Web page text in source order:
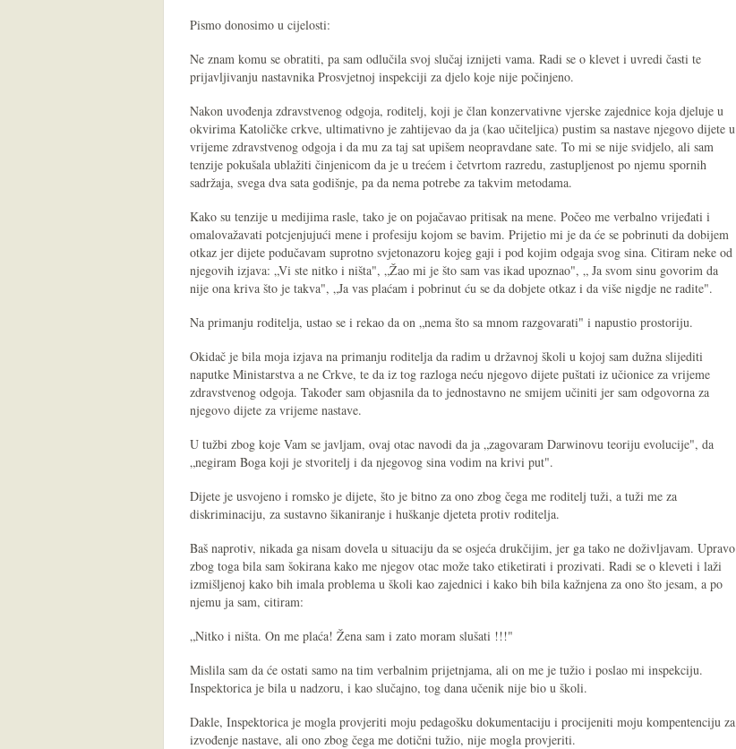
Pismo donosimo u cijelosti:
Ne znam komu se obratiti, pa sam odlučila svoj slučaj iznijeti vama. Radi se o klevet i uvredi časti te
prijavljivanju nastavnika Prosvjetnoj inspekciji za djelo koje nije počinjeno.
Nakon uvođenja zdravstvenog odgoja, roditelj, koji je član konzervativne vjerske zajednice koja djeluje u
okvirima Katoličke crkve, ultimativno je zahtijevao da ja (kao učiteljica) pustim sa nastave njegovo dijete u
vrijeme zdravstvenog odgoja i da mu za taj sat upišem neopravdane sate. To mi se nije svidjelo, ali sam
tenzije pokušala ublažiti činjenicom da je u trećem i četvrtom razredu, zastupljenost po njemu spornih
sadržaja, svega dva sata godišnje, pa da nema potrebe za takvim metodama.
Kako su tenzije u medijima rasle, tako je on pojačavao pritisak na mene. Počeo me verbalno vrijeđati i
omalovažavati potcjenjujući mene i profesiju kojom se bavim. Prijetio mi je da će se pobrinuti da dobijem
otkaz jer dijete podučavam suprotno svjetonazoru kojeg gaji i pod kojim odgaja svog sina. Citiram neke od
njegovih izjava: „Vi ste nitko i ništa", „Žao mi je što sam vas ikad upoznao", „ Ja svom sinu govorim da
nije ona kriva što je takva", „Ja vas plaćam i pobrinut ću se da dobjete otkaz i da više nigdje ne radite".
Na primanju roditelja, ustao se i rekao da on „nema što sa mnom razgovarati" i napustio prostoriju.
Okidač je bila moja izjava na primanju roditelja da radim u državnoj školi u kojoj sam dužna slijediti
naputke Ministarstva a ne Crkve, te da iz tog razloga neću njegovo dijete puštati iz učionice za vrijeme
zdravstvenog odgoja. Također sam objasnila da to jednostavno ne smijem učiniti jer sam odgovorna za
njegovo dijete za vrijeme nastave.
U tužbi zbog koje Vam se javljam, ovaj otac navodi da ja „zagovaram Darwinovu teoriju evolucije", da
„negiram Boga koji je stvoritelj i da njegovog sina vodim na krivi put".
Dijete je usvojeno i romsko je dijete, što je bitno za ono zbog čega me roditelj tuži, a tuži me za
diskriminaciju, za sustavno šikaniranje i huškanje djeteta protiv roditelja.
Baš naprotiv, nikada ga nisam dovela u situaciju da se osjeća drukčijim, jer ga tako ne doživljavam. Upravo
zbog toga bila sam šokirana kako me njegov otac može tako etiketirati i prozivati. Radi se o kleveti i laži
izmišljenoj kako bih imala problema u školi kao zajednici i kako bih bila kažnjena za ono što jesam, a po
njemu ja sam, citiram:
„Nitko i ništa. On me plaća! Žena sam i zato moram slušati !!!"
Mislila sam da će ostati samo na tim verbalnim prijetnjama, ali on me je tužio i poslao mi inspekciju.
Inspektorica je bila u nadzoru, i kao slučajno, tog dana učenik nije bio u školi.
Dakle, Inspektorica je mogla provjeriti moju pedagošku dokumentaciju i procijeniti moju kompentenciju za
izvođenje nastave, ali ono zbog čega me dotični tužio, nije mogla provjeriti.